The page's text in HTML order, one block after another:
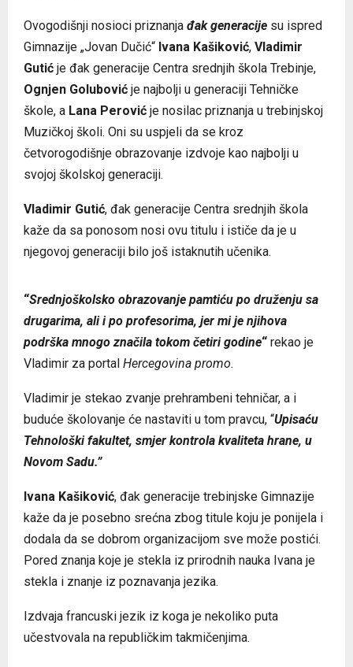
Ovogodišnji nosioci priznanja đak generacije su ispred
Gimnazije „Jovan Dučić“ Ivana Kašiković, Vladimir
Gutić je đak generacije Centra srednjih škola Trebinje,
Ognjen Golubović je najbolji u generaciji Tehničke
škole, a Lana Perović je nosilac priznanja u trebinjskoj
Muzičkoj školi. Oni su uspjeli da se kroz
četvorogodišnje obrazovanje izdvoje kao najbolji u
svojoj školskoj generaciji.
Vladimir Gutić, đak generacije Centra srednjih škola
kaže da sa ponosom nosi ovu titulu i ističe da je u
njegovoj generaciji bilo još istaknutih učenika.
“Srednjoškolsko obrazovanje pamtiću po druženju sa
drugarima, ali i po profesorima, jer mi je njihova
podrška mnogo značila tokom četiri godine“ rekao je
Vladimir za portal Hercegovina promo.
Vladimir je stekao zvanje prehrambeni tehničar, a i
buduće školovanje će nastaviti u tom pravcu, “Upisaću
Tehnološki fakultet, smjer kontrola kvaliteta hrane, u
Novom Sadu.”
Ivana Kašiković, đak generacije trebinjske Gimnazije
kaže da je posebno srećna zbog titule koju je ponijela i
dodala da se dobrom organizacijom sve može postići.
Pored znanja koje je stekla iz prirodnih nauka Ivana je
stekla i znanje iz poznavanja jezika.
Izdvaja francuski jezik iz koga je nekoliko puta
učestvovala na republičkim takmičenjima.